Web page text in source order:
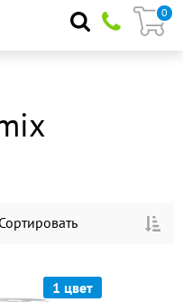
0
Сортировать
1 цвет